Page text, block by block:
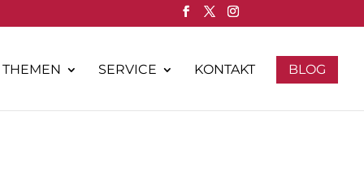
THEMEN SERVICE KONTAKT BLOG